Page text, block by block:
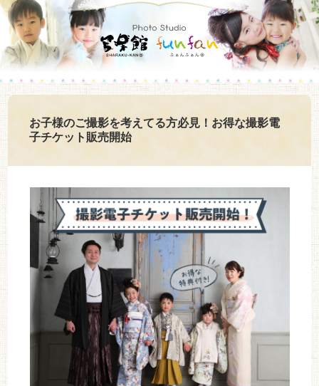
お子様のご撮影を考えてる方必見！お得な撮影電
子チケット販売開始